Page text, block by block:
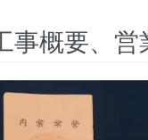
事概要、営